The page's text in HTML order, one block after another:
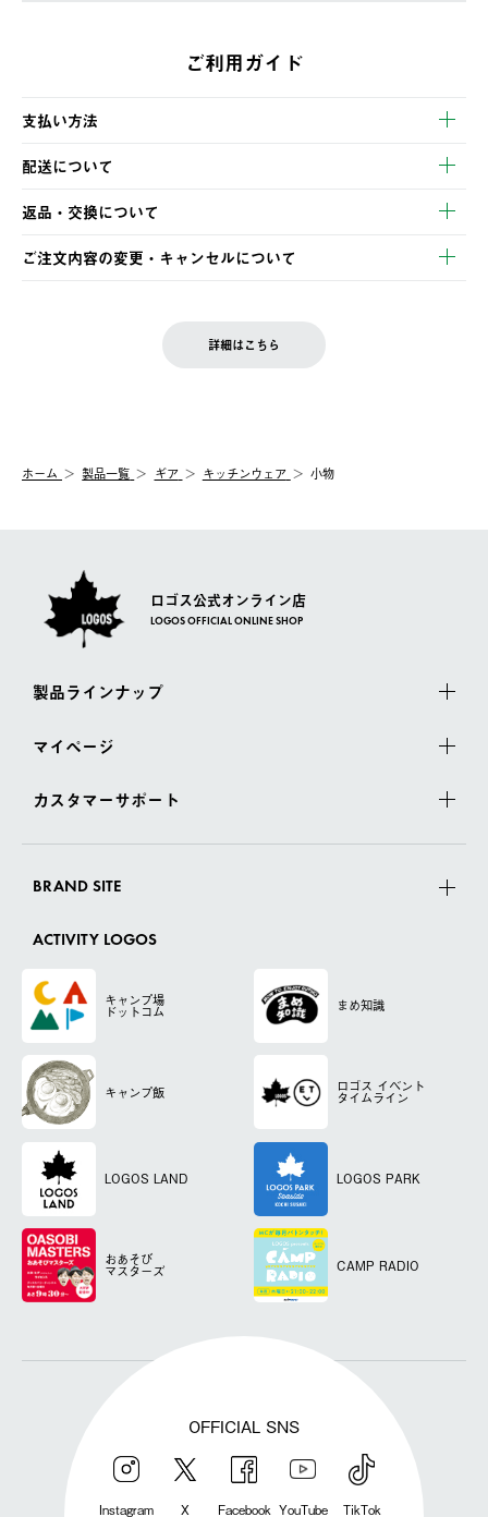
ご利用ガイド
支払い方法
以下のいずれかの方法でお支払いいただけます。
・クレジットカード決済
・コンビニ決済
・Pay-easy決済
配送について
【発送スケジュール】
ご注文・ご入金完了より2営業日以内に商品を発送いたします。
土日祝の発送はございませんので、木曜日以降のご注文は週明け
の発送となる場合がございます。
【配送業者】
佐川急便にて配送されます。
返品・交換について
※お客様都合の場合
お客様都合の返品にかかる送料は、お客様ご負担とさせていただ
一度お手元の商品を返品いただき、ご希望商品を再注文してくだ
ご注文内容の変更・キャンセルについて
LOGOS FAMILY会員の方は、会員マイページ内 購入履歴画面に
詳細はこちら
ホーム 製品一覧 ギア キッチンウェア 小物
ロゴス公式オンライン店
LOGOS OFFICIAL ONLINE SHOP
製品ラインナップ
マイページ
カスタマーサポート
BRAND SITE
ACTIVITY LOGOS
キャンプ場
ドットコム まめ知識
キャンプ飯 ロゴス イベント
タイムライン
LOGOS LAND LOGOS PARK
おあそび
マスターズ CAMP RADIO
OFFICIAL SNS
Instagram X Facebook YouTube TikTok